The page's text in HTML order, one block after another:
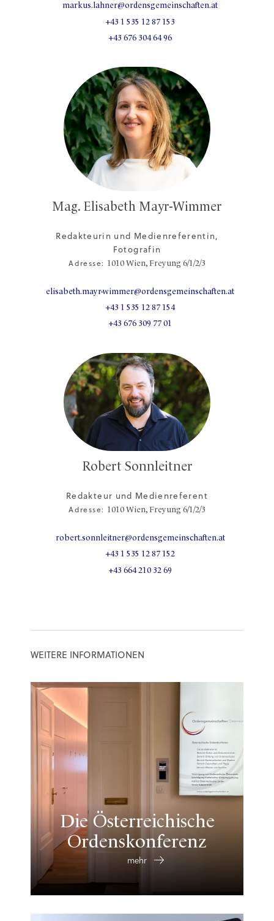
markus.lahner@ordensgemeinschaften.at
+43 1 535 12 87 153
+43 676 304 64 96
Mag. Elisabeth Mayr-Wimmer
Redakteurin und Medienreferentin,
Fotografin
Adresse: 1010 Wien, Freyung 6/1/2/3
elisabeth.mayr-wimmer@ordensgemeinschaften.at
+43 1 535 12 87 154
+43 676 309 77 01
Robert Sonnleitner
Redakteur und Medienreferent
Adresse: 1010 Wien, Freyung 6/1/2/3
robert.sonnleitner@ordensgemeinschaften.at
+43 1 535 12 87 152
+43 664 210 32 69
WEITERE INFORMATIONEN
Die Österreichische
Ordenskonferenz
mehr